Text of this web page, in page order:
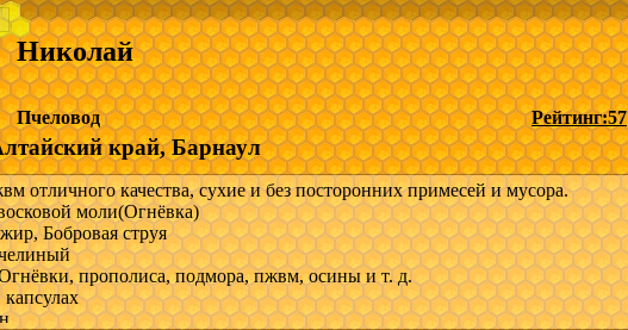
Николай
Пчеловод
край, Барнаул
Рейтинг:57
отличного качества, сухие и без посторонних примесей и мусора.
моли(Огнёвка)
Бобровая струя
прополиса, подмора, пжвм, осины и т. д.